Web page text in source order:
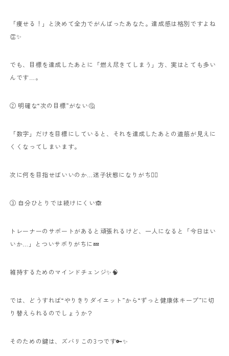
「痩せる！」と決めて全力でがんばったあなた。達成感は格別ですよね
👏✨
でも、目標を達成したあとに「燃え尽きてしまう」方、実はとても多い
んです…。
② 明確な“次の目標”がない🤔
「数字」だけを目標にしていると、それを達成したあとの道筋が見えに
くくなってしまいます。
次に何を目指せばいいのか…迷子状態になりがち😵‍💫
③ 自分ひとりでは続けにくい🙈
トレーナーのサポートがあると頑張れるけど、一人になると「今日はい
いか…」とついサボりがちに💤
維持するためのマインドチェンジ✨🧠
では、どうすれば“やりきりダイエット”から“ずっと健康体キープ”に切
り替えられるのでしょうか？
そのための鍵は、ズバリこの3つです🔑✨